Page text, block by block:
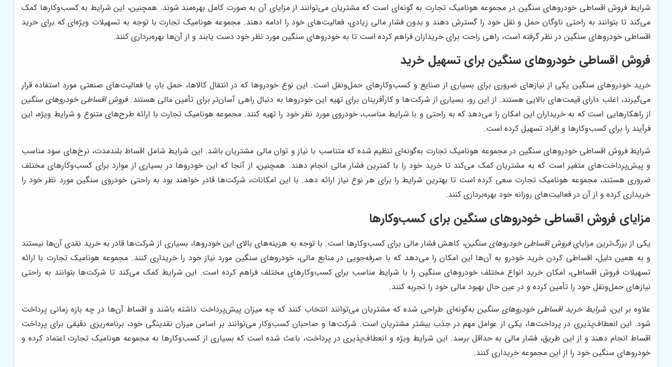
شرایط فروش اقساطی خودروهای سنگین در مجموعه هونامیک تجارت به گونه‌ای است که مشتریان می‌توانند از مزایای آن به صورت کامل بهره‌مند شوند. همچنین، این شرایط به کسب‌وکارها کمک
می‌کند تا بتوانند به راحتی ناوگان حمل و نقل خود را گسترش دهند و بدون فشار مالی زیادی، فعالیت‌های خود را ادامه دهند. مجموعه هونامیک تجارت با توجه به تسهیلات ویژه‌ای که برای خرید
اقساطی خودروهای سنگین در نظر گرفته است، راهی راحت برای خریداران فراهم کرده است تا به خودروهای سنگین مورد نظر خود دست یابند و از آن‌ها بهره‌برداری کنند.
فروش اقساطی خودروهای سنگین برای تسهیل خرید
خرید خودروهای سنگین یکی از نیازهای ضروری برای بسیاری از صنایع و کسب‌وکارهای حمل‌ونقل است. این نوع خودروها که در انتقال کالاها، حمل بار، یا فعالیت‌های صنعتی مورد استفاده قرار
می‌گیرند، اغلب دارای قیمت‌های بالایی هستند. از این رو، بسیاری از شرکت‌ها و کارآفرینان برای تهیه این خودروها به دنبال راهی آسان‌تر برای تأمین مالی هستند.فروش اقساطی خودروهای سنگین
از راهکارهایی است که به خریداران این امکان را می‌دهد که به راحتی و با شرایط مناسب، خودروی مورد نظر خود را تهیه کنند. مجموعه هونامیک تجارت با ارائه طرح‌های متنوع و شرایط ویژه، این
فرآیند را برای کسب‌وکارها و افراد تسهیل کرده است.
شرایط فروش اقساطی خودروهای سنگین در مجموعه هونامیک تجارت به‌گونه‌ای تنظیم شده که متناسب با نیاز و توان مالی مشتریان باشد. این شرایط شامل اقساط بلندمدت، نرخ‌های سود مناسب
و پیش‌پرداخت‌های متغیر است که به مشتریان کمک می‌کند تا خرید خود را با کمترین فشار مالی انجام دهند. همچنین، از آنجا که این خودروها در بسیاری از موارد برای کسب‌وکارهای مختلف
ضروری هستند، مجموعه هونامیک تجارت سعی کرده است تا بهترین شرایط را برای هر نوع نیاز ارائه دهد. با این امکانات، شرکت‌ها قادر خواهند بود به راحتی خودروی سنگین مورد نظر خود را
خریداری کرده و از آن در فعالیت‌های روزانه خود بهره‌برداری کنند.
مزایای فروش اقساطی خودروهای سنگین برای کسب‌وکارها
یکی از بزرگ‌ترین مزایایفروش اقساطی خودروهای سنگین، کاهش فشار مالی برای کسب‌وکارها است. با توجه به هزینه‌های بالای این خودروها، بسیاری از شرکت‌ها قادر به خرید نقدی آن‌ها نیستند
و به همین دلیل، اقساطی کردن خرید خودرو به آن‌ها این امکان را می‌دهد که با صرفه‌جویی در منابع مالی، خودروهای سنگین مورد نیاز خود را خریداری کنند. مجموعه هونامیک تجارت با ارائه
تسهیلات فروش اقساطی، امکان خرید انواع مختلف خودروهای سنگین را با شرایط مناسب برای کسب‌وکارهای مختلف فراهم کرده است. این شرایط کمک می‌کند تا شرکت‌ها بتوانند به راحتی
نیازهای حمل‌ونقل خود را تأمین کرده و در عین حال بهبود مالی خود را تجربه کنند.
علاوه بر این،شرایط خرید اقساطی خودروهای سنگین به‌گونه‌ای طراحی شده که مشتریان می‌توانند انتخاب کنند که چه میزان پیش‌پرداخت داشته باشند و اقساط آن‌ها در چه بازه زمانی پرداخت
شود. این انعطاف‌پذیری در پرداخت‌ها، یکی از عوامل مهم در جذب بیشتر مشتریان است. شرکت‌ها و صاحبان کسب‌وکار می‌توانند بر اساس میزان نقدینگی خود، برنامه‌ریزی دقیقی برای پرداخت
اقساط انجام دهند و از این طریق، فشار مالی به حداقل برسد. این شرایط ویژه و انعطاف‌پذیری در پرداخت، باعث شده است که بسیاری از کسب‌وکارها به مجموعه هونامیک تجارت اعتماد کرده و
خودروهای سنگین خود را از این مجموعه خریداری کنند.